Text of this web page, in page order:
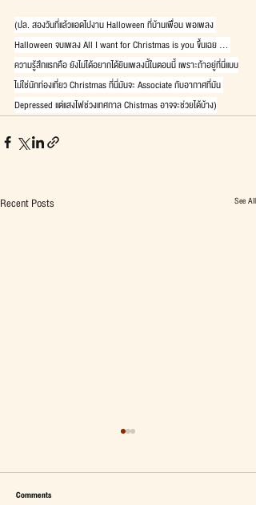
(ปล. สองวันที่แล้วแอดไปงาน Halloween ที่บ้านเพื่อน พอเพลง
Halloween จบเพลง All I want for Christmas is you ขึ้นเฉย ...
ความรู้สึกแรกคือ ยังไม่ได้อยากได้ยินเพลงนี้ในตอนนี้ เพราะถ้าอยู่ที่นี่แบบ
ไม่ใช่นักท่องเที่ยว Christmas ที่นี่มันจะ Associate กับอากาศที่มัน
Depressed แต่แสงไฟช่วงเทศกาล Chistmas อาจจะช่วยได้บ้าง)
Recent Posts See All
Comments